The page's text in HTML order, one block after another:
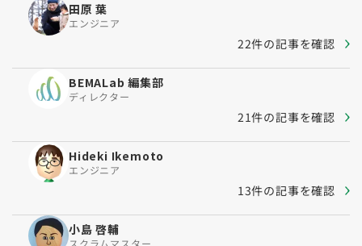
田原 葉
エンジニア
22件の記事を確認
BEMALab 編集部
ディレクター
21件の記事を確認
Hideki Ikemoto
エンジニア
13件の記事を確認
小島 啓輔
スクラムマスター